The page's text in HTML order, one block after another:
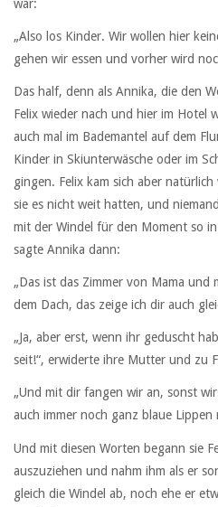
war:
„Also los Kinder. Wir wollen hier
gehen wir essen und vorher wird
Das half, denn als Annika, die den
Felix wieder nach und hier im Hotel
auch mal im Bademantel auf dem
Kinder in Skiunterwäsche oder im
gingen. Felix kam sich aber
sie es nicht weit hatten, und
mit der Windel für den Moment so
sagte Annika dann:
„Das ist das Zimmer von Mama
dem Dach, das zeige ich dir auch
„Ja, aber erst, wenn ihr geduscht
seit!“, erwiderte ihre Mutter und zu
„Und mit dir fangen wir an, sonst
auch immer noch ganz blaue Lippen
Und mit diesen Worten begann sie
auszuziehen und nahm ihm als er
gleich die Windel ab, noch ehe er